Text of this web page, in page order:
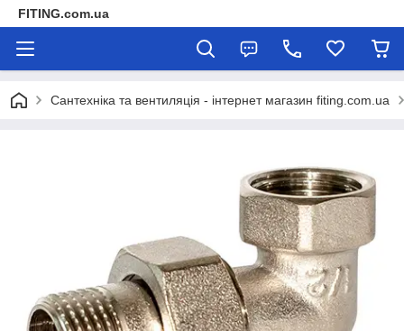
FITING.com.ua
Сантехніка та вентиляція - інтернет магазин fiting.com.ua